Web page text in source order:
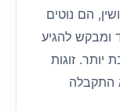
הם נוטים
ומבקש להגיע
זוגות
התקבלה